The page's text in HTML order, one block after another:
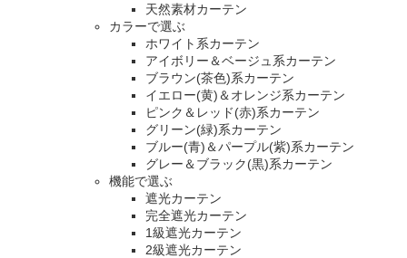
天然素材カーテン
カラーで選ぶ
ホワイト系カーテン
アイボリー＆ベージュ系カーテン
ブラウン(茶色)系カーテン
イエロー(黄)＆オレンジ系カーテン
ピンク＆レッド(赤)系カーテン
グリーン(緑)系カーテン
ブルー(青)＆パープル(紫)系カーテン
グレー＆ブラック(黒)系カーテン
機能で選ぶ
遮光カーテン
完全遮光カーテン
1級遮光カーテン
2級遮光カーテン